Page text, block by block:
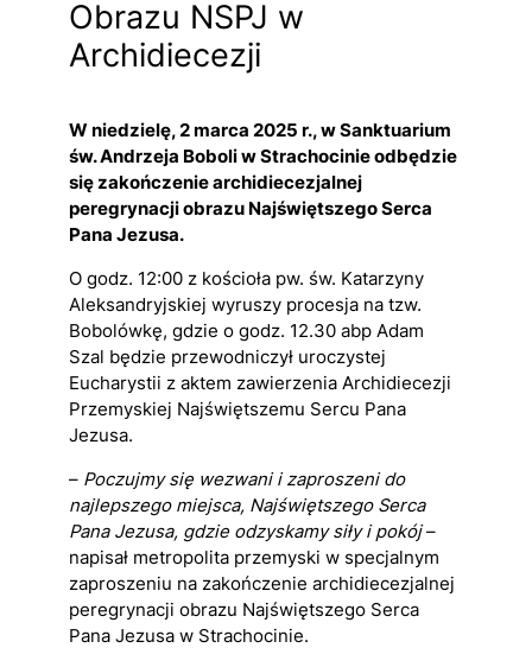
Obrazu NSPJ w
Archidiecezji
W niedzielę, 2 marca 2025 r., w Sanktuarium
św. Andrzeja Boboli w Strachocinie odbędzie
się zakończenie archidiecezjalnej
peregrynacji obrazu Najświętszego Serca
Pana Jezusa.
O godz. 12:00 z kościoła pw. św. Katarzyny
Aleksandryjskiej wyruszy procesja na tzw.
Bobolówkę, gdzie o godz. 12.30 abp Adam
Szal będzie przewodniczył uroczystej
Eucharystii z aktem zawierzenia Archidiecezji
Przemyskiej Najświętszemu Sercu Pana
Jezusa.
– Poczujmy się wezwani i zaproszeni do
najlepszego miejsca, Najświętszego Serca
Pana Jezusa, gdzie odzyskamy siły i pokój–
napisał metropolita przemyski w specjalnym
zaproszeniu na zakończenie archidiecezjalnej
peregrynacji obrazu Najświętszego Serca
Pana Jezusa w Strachocinie.